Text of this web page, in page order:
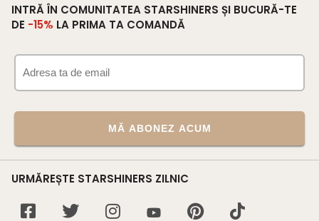
INTRĂ ÎN COMUNITATEA STARSHINERS ȘI BUCURĂ-TE
DE -15% LA PRIMA TA COMANDĂ
MĂ ABONEZ ACUM
URMĂREȘTE STARSHINERS ZILNIC